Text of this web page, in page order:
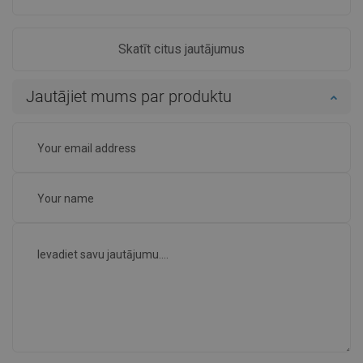
Skatīt citus jautājumus
Jautājiet mums par produktu